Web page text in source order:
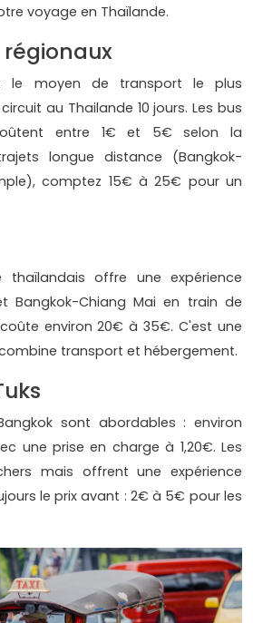
voyage en Thaïlande.
régionaux
le moyen de transport le plus
au Thailande 10 jours. Les bus
entre 1€ et 5€ selon la
longue distance (Bangkok-
comptez 15€ à 25€ pour un
thaïlandais offre une expérience
Bangkok-Chiang Mai en train de
environ 20€ à 35€. C'est une
transport et hébergement.
sont abordables : environ
une prise en charge à 1,20€. Les
mais offrent une expérience
le prix avant : 2€ à 5€ pour les